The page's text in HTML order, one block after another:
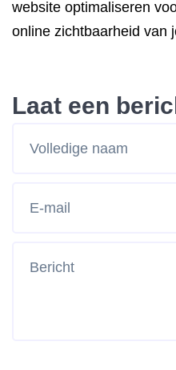
website optimaliseren
online zichtbaarheid van
Laat een